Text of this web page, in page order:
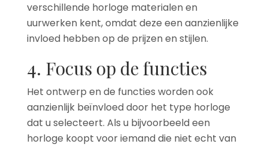
verschillende horloge materialen en
uurwerken kent, omdat deze een aanzienlijke
invloed hebben op de prijzen en stijlen.
4. Focus op de functies
Het ontwerp en de functies worden ook
aanzienlijk beïnvloed door het type horloge
dat u selecteert. Als u bijvoorbeeld een
horloge koopt voor iemand die niet echt van